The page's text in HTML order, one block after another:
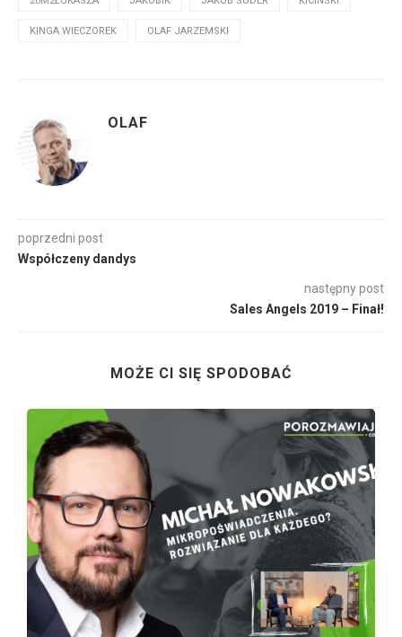
KINGA WIECZOREK OLAF JARZEMSKI
OLAF
poprzedni post
Współczeny dandys
następny post
Sales Angels 2019 – Finał!
MOŻE CI SIĘ SPODOBAĆ